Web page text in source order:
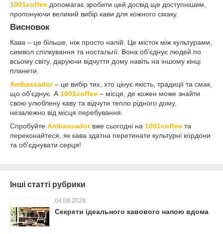
1001coffee допомагає зробити цей досвід ще доступнішим,
пропонуючи великий вибір кави для кожного смаку.
Висновок
Кава – це більше, ніж просто напій. Це місток між культурами,
символ спілкування та ностальгії. Вона об’єднує людей по
всьому світу, даруючи відчуття дому навіть на іншому кінці
планети.
Ambassador– це вибір тих, хто цінує якість, традиції та смак,
що об’єднує. А 1001coffee – місце, де кожен може знайти
свою улюблену каву та відчути тепло рідного дому,
незалежно від місця перебування.
Спробуйте Ambassadorвже сьогодні на 1001coffee та
переконайтеся, як кава здатна перетинати культурні кордони
та об'єднувати серця!
Інші статті рубрики
04.08.2026
Секрети ідеального кавового напою вдома